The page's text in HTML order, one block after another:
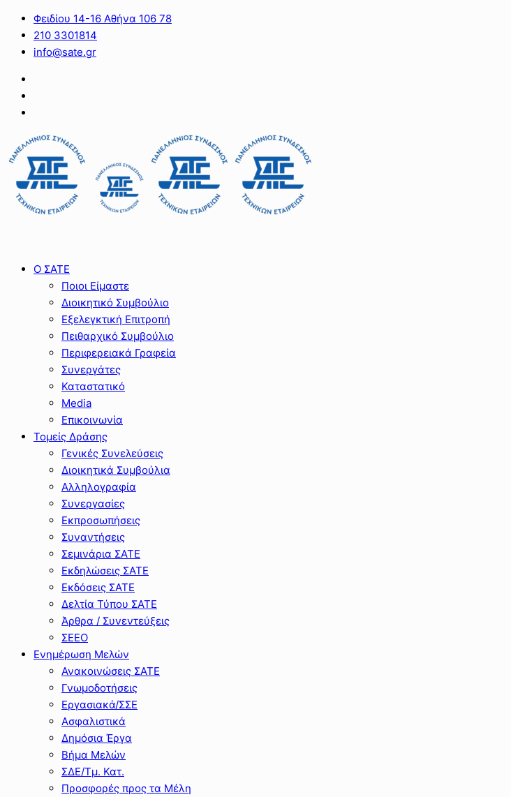
Φειδίου 14-16 Αθήνα 106 78
210 3301814
info@sate.gr
Ο ΣΑΤΕ
Ποιοι Είμαστε
Διοικητικό Συμβούλιο
Εξελεγκτική Επιτροπή
Πειθαρχικό Συμβούλιο
Περιφερειακά Γραφεία
Συνεργάτες
Καταστατικό
Media
Επικοινωνία
Τομείς Δράσης
Γενικές Συνελεύσεις
Διοικητικά Συμβούλια
Αλληλογραφία
Συνεργασίες
Εκπροσωπήσεις
Συναντήσεις
Σεμινάρια ΣΑΤΕ
Εκδηλώσεις ΣΑΤΕ
Εκδόσεις ΣΑΤΕ
Δελτία Τύπου ΣΑΤΕ
Άρθρα / Συνεντεύξεις
ΣΕΕΟ
Ενημέρωση Μελών
Ανακοινώσεις ΣΑΤΕ
Γνωμοδοτήσεις
Εργασιακά/ΣΣΕ
Ασφαλιστικά
Δημόσια Έργα
Βήμα Μελών
ΣΔΕ/Τμ. Κατ.
Προσφορές προς τα Μέλη